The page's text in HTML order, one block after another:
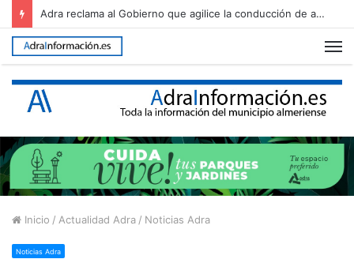
Adra ultima el dispositivo para recibir una nueva edición de The Juergas Rock Festival
Inicio / Actualidad Adra / Noticias Adra
Noticias Adra